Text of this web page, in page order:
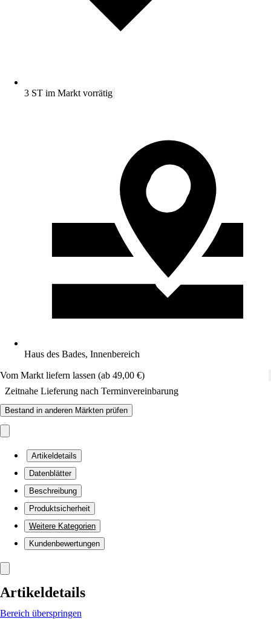
3 ST im Markt vorrätig
Haus des Bades, Innenbereich
Vom Markt liefern lassen (ab 49,00 €)
Zeitnahe Lieferung nach Terminvereinbarung
Bestand in anderen Märkten prüfen
Artikeldetails
Datenblätter
Beschreibung
Produktsicherheit
Weitere Kategorien
Kundenbewertungen
Artikeldetails
Bereich überspringen